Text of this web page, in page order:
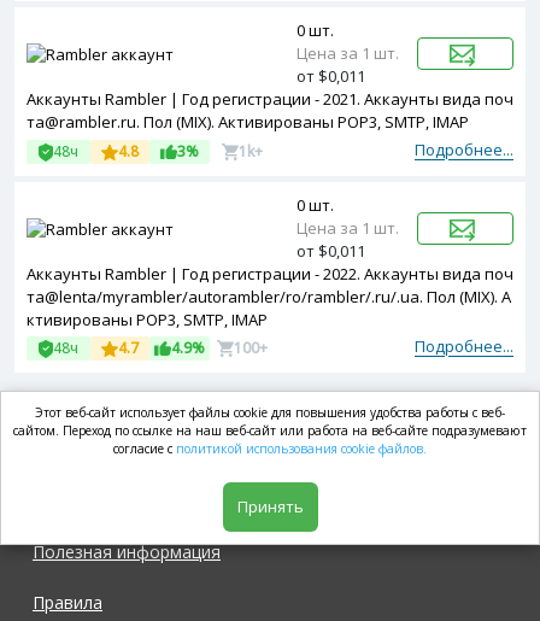
Аккаунты Rambler | Год регистрации - 2021. Аккаунты вида поч
та@rambler.ru. Пол (MIX). Активированы POP3, SMTP, IMAP
Подробнее...
48ч 4.8 3% 1k+
0 шт.
Цена за 1 шт.
от $0,011
Аккаунты Rambler | Год регистрации - 2022. Аккаунты вида поч
та@lenta/myrambler/autorambler/ro/rambler/.ru/.ua. Пол (MIX). А
ктивированы POP3, SMTP, IMAP
Подробнее...
48ч 4.7 4.9% 100+
0 шт.
Цена за 1 шт.
от $0,011
market.com
Полезная информация
Правила
Этот веб-сайт использует файлы cookie для повышения удобства работы с веб-
сайтом. Переход по ссылке на наш веб-сайт или работа на веб-сайте подразумевают
согласие с политикой использования cookie файлов.
Принять